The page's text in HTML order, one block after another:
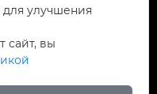
улучшения
сайт, вы